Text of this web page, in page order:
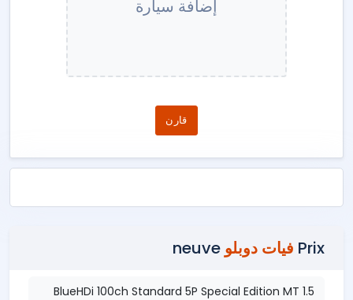
إضافة سيارة
قارن
Prix فيات دوبلو
1.5 BlueHDi 100ch Standard 5P Special Edition MT